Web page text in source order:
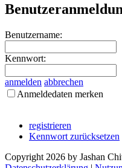
Benutzername:
Kennwort:
anmelden abbrechen
Anmeldedaten merken
registrieren
Kennwort zurücksetzen
Copyright 2026 by Jashan